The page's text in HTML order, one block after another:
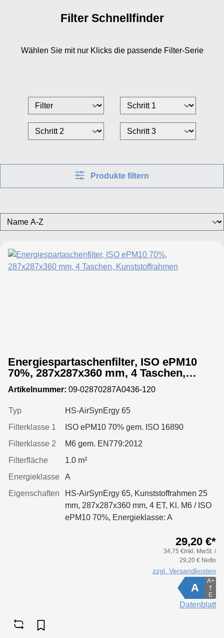
Filter Schnellfinder
Wählen Sie mit nur Klicks die passende Filter-Serie
Produkte filtern
Energiespartaschenfilter, ISO ePM10
70%, 287x287x360 mm, 4 Taschen,
Kunststoffrahmen
Artikelnummer: 09-02870287A0436-120
Typ
HS-AirSynErgy 65
Filterklasse 1
ISO ePM10 70% gem. ISO 16890
Filterklasse 2
M6 gem. EN779:2012
Filterfläche
1.0 m²
Energieklasse
A
Eigenschaften
HS-AirSynErgy 65, Kunststoffrahmen 25
mm, 287x287x360 mm, 4 ET, Kl. M6 / ISO
ePM10 70%, Energieklasse: A
29,20 €*
34,75 €inkl. MwSt. /
29,20 € Netto
zzgl. Versandkosten
A
A+
E
Datenblatt